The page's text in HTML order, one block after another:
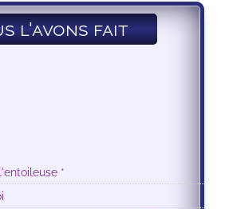
l'avons fait
*